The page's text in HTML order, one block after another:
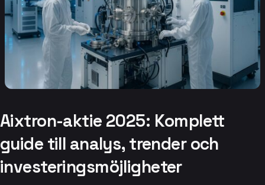
Aixtron-aktie 2025: Komplett
guide till analys, trender och
investeringsmöjligheter